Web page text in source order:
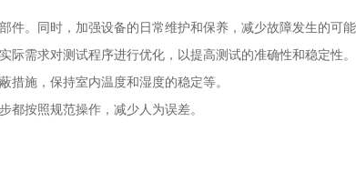
。同时，加强设备的日常维护和保养，减少故障发生的可能
需求对测试程序进行优化，以提高测试的准确性和稳定性。
施，保持室内温度和湿度的稳定等。
都按照规范操作，减少人为误差。